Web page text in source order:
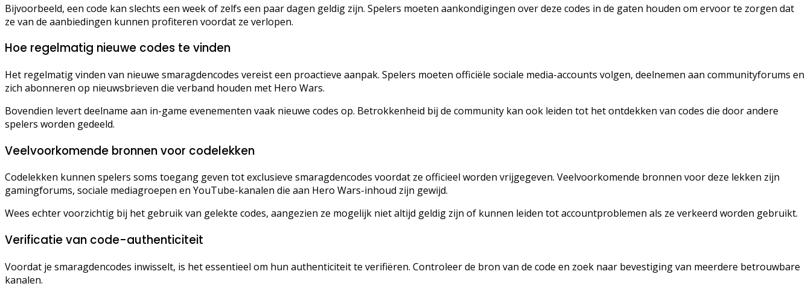
Bijvoorbeeld, een code kan slechts een week of zelfs een paar dagen geldig zijn. Spelers moeten aankondigingen over deze codes in de gaten houden om ervoor te zorgen dat
ze van de aanbiedingen kunnen profiteren voordat ze verlopen.
Hoe regelmatig nieuwe codes te vinden
Het regelmatig vinden van nieuwe smaragdencodes vereist een proactieve aanpak. Spelers moeten officiële sociale media-accounts volgen, deelnemen aan communityforums en
zich abonneren op nieuwsbrieven die verband houden met Hero Wars.
Bovendien levert deelname aan in-game evenementen vaak nieuwe codes op. Betrokkenheid bij de community kan ook leiden tot het ontdekken van codes die door andere
spelers worden gedeeld.
Veelvoorkomende bronnen voor codelekken
Codelekken kunnen spelers soms toegang geven tot exclusieve smaragdencodes voordat ze officieel worden vrijgegeven. Veelvoorkomende bronnen voor deze lekken zijn
gamingforums, sociale mediagroepen en YouTube-kanalen die aan Hero Wars-inhoud zijn gewijd.
Wees echter voorzichtig bij het gebruik van gelekte codes, aangezien ze mogelijk niet altijd geldig zijn of kunnen leiden tot accountproblemen als ze verkeerd worden gebruikt.
Verificatie van code-authenticiteit
Voordat je smaragdencodes inwisselt, is het essentieel om hun authenticiteit te verifiëren. Controleer de bron van de code en zoek naar bevestiging van meerdere betrouwbare
kanalen.